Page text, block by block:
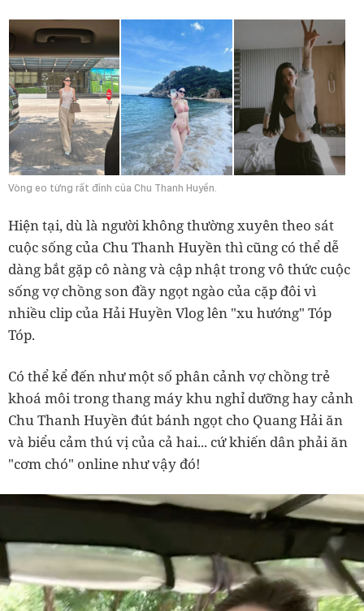
Vòng eo từng rất đỉnh của Chu Thanh Huyền.
Hiện tại, dù là người không thường xuyên theo sát
cuộc sống của Chu Thanh Huyền thì cũng có thể dễ
dàng bắt gặp cô nàng và cập nhật trong vô thức cuộc
sống vợ chồng son đầy ngọt ngào của cặp đôi vì
nhiều clip của Hải Huyền Vlog lên "xu hướng" Tóp
Tóp.
Có thể kể đến như một số phân cảnh vợ chồng trẻ
khoá môi trong thang máy khu nghỉ dưỡng hay cảnh
Chu Thanh Huyền đút bánh ngọt cho Quang Hải ăn
và biểu cảm thú vị của cả hai... cứ khiến dân phải ăn
"cơm chó" online như vậy đó!